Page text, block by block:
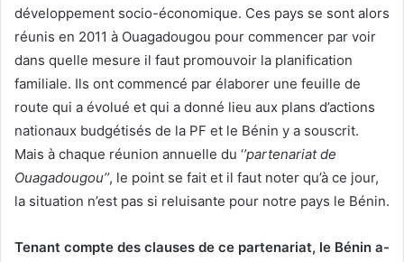
développement socio-économique. Ces pays se sont alors
réunis en 2011 à Ouagadougou pour commencer par voir
dans quelle mesure il faut promouvoir la planification
familiale. Ils ont commencé par élaborer une feuille de
route qui a évolué et qui a donné lieu aux plans d’actions
nationaux budgétisés de la PF et le Bénin y a souscrit.
Mais à chaque réunion annuelle du ‘’partenariat de
Ouagadougou’’, le point se fait et il faut noter qu’à ce jour,
la situation n’est pas si reluisante pour notre pays le Bénin.
Tenant compte des clauses de ce partenariat, le Bénin a-